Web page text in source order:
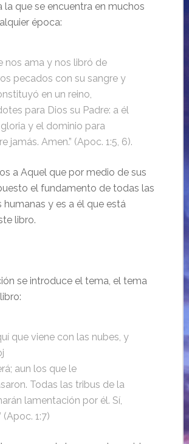
la que se encuentra en muchos
época:
nos ama y nos libró de
pecados con su sangre y
en un reino,
para Dios su Padre: a él
y el dominio para
jamás. Amen.” (Apoc. 1:5, 6).
a Aquel que por medio de sus
el fundamento de todas las
humanas y es a él que está
libro.
se introduce el tema, el tema
que viene con las nubes, y
aun los que le
Todas las tribus de la
lamentación por él. Sí,
(Apoc. 1:7)